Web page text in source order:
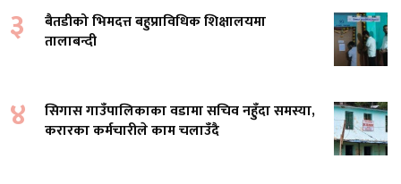
३
बैतडीको भिमदत्त बहुप्राविधिक शिक्षालयमा
तालाबन्दी
४
सिगास गाउँपालिकाका वडामा सचिव नहुँदा समस्या,
करारका कर्मचारीले काम चलाउँदै